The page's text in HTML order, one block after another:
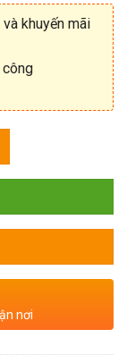
khuyến mãi
nơi